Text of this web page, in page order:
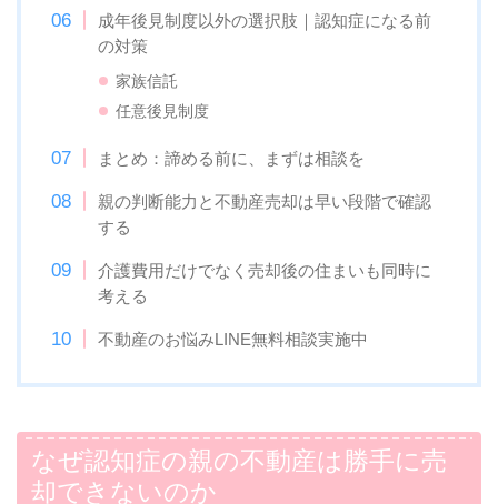
成年後見制度以外の選択肢｜認知症になる前
の対策
家族信託
任意後見制度
まとめ：諦める前に、まずは相談を
親の判断能力と不動産売却は早い段階で確認
する
介護費用だけでなく売却後の住まいも同時に
考える
不動産のお悩みLINE無料相談実施中
なぜ認知症の親の不動産は勝手に売
却できないのか